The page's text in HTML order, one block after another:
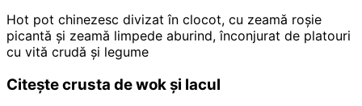
Hot pot chinezesc divizat în clocot, cu zeamă roșie
picantă și zeamă limpede aburind, înconjurat de platouri
cu vită crudă și legume
Citește crusta de wok și lacul